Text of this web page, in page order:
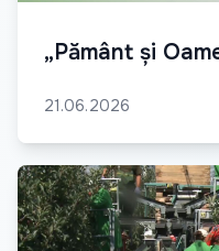
„Pământ și
21.06.2026